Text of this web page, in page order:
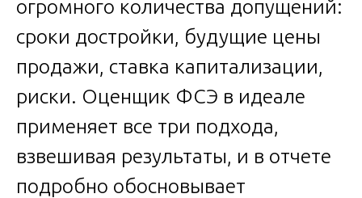
огромного количества допущений:
сроки достройки, будущие цены
продажи, ставка капитализации,
риски. Оценщик ФСЭ в идеале
применяет все три подхода,
взвешивая результаты, и в отчете
подробно обосновывает